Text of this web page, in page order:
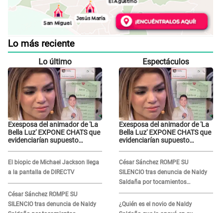
Lo más reciente
Lo último
Exesposa del animador de 'La
Bella Luz' EXPONE CHATS que
evidenciarían supuesto
pareja
El biopic de Michael Jackson llega
a la pantalla de DIRECTV
César Sánchez ROMPE SU
SILENCIO tras denuncia de Naldy
Espectáculos
Exesposa del animador de 'La
Bella Luz' EXPONE CHATS que
evidenciarían supuesto
pareja
César Sánchez ROMPE SU
SILENCIO tras denuncia de Naldy
Saldaña por tocamientos
indebidos: "Pido respetar la
presunción de inocencia"
¿Quién es el novio de Naldy